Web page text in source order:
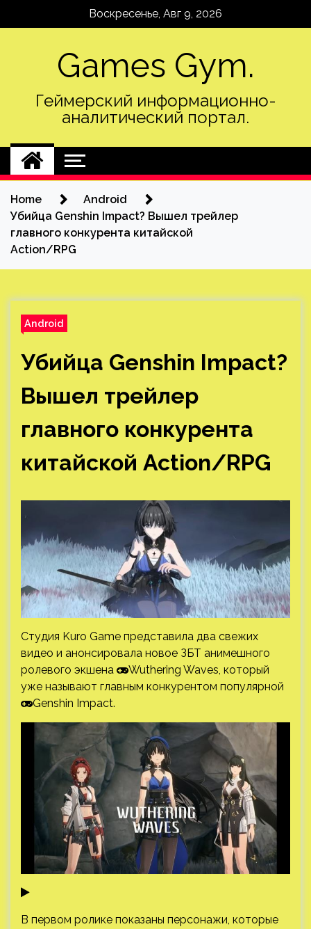
Воскресенье, Авг 9, 2026
Games Gym.
Геймерский информационно-
аналитический портал.
Home
Android
Убийца Genshin Impact? Вышел трейлер
главного конкурента китайской
Action/RPG
Android
Убийца Genshin Impact?
Вышел трейлер
главного конкурента
китайской Action/RPG
Студия Kuro Game представила два свежих
видео и анонсировала новое ЗБТ анимешного
ролевого экшена
Wuthering Waves, который
уже называют главным конкурентом популярной
Genshin Impact.
В первом ролике показаны персонажи, которые